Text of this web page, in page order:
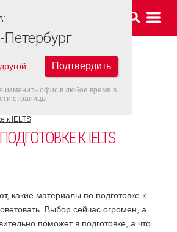
к IELTS
К IELTS
какие материалы по подготовке к
Выбор сейчас огромен, а
поможет в подготовке, а что
Петербург
Подтвердить
изменить офис в любое время в
страницы